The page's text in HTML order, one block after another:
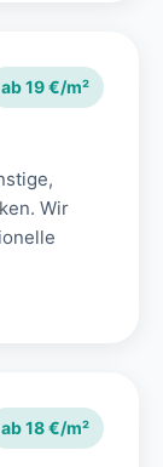
ab 19 €/m²
Wir
ab 18 €/m²